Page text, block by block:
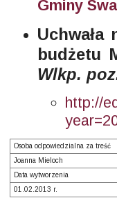
Gminy
budżetu
Wlkp.
http://
Osoba odpowiedzialna za treść
Joanna Mieloch
Data wytworzenia
01.02.2013 r.